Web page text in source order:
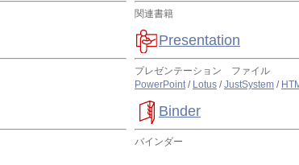
関連書籍
Presentation
プレゼンテーション ファイル
PowerPoint/ Lotus /JustSystem /
Binder
バインダー